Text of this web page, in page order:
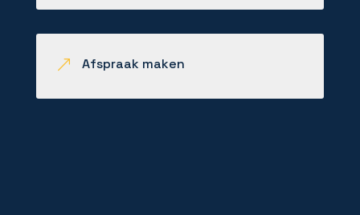
& Afspraak maken